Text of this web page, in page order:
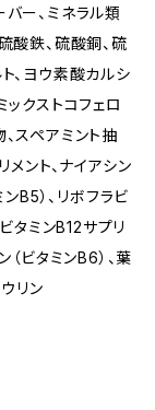
ー、ミネラル類
酸鉄、硫酸銅、硫
、ヨウ素酸カルシ
ックストコフェロ
スペアミント抽
メント、ナイアシン
B5）、リボフラビ
タミンB12サプリ
（ビタミンB6）、葉
リン